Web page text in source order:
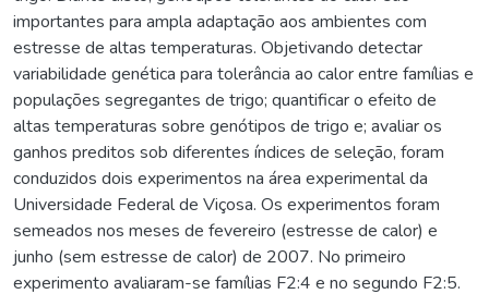
importantes para ampla adaptação aos ambientes com
estresse de altas temperaturas. Objetivando detectar
variabilidade genética para tolerância ao calor entre famílias e
populações segregantes de trigo; quantificar o efeito de
altas temperaturas sobre genótipos de trigo e; avaliar os
ganhos preditos sob diferentes índices de seleção, foram
conduzidos dois experimentos na área experimental da
Universidade Federal de Viçosa. Os experimentos foram
semeados nos meses de fevereiro (estresse de calor) e
junho (sem estresse de calor) de 2007. No primeiro
experimento avaliaram-se famílias F2:4 e no segundo F2:5.